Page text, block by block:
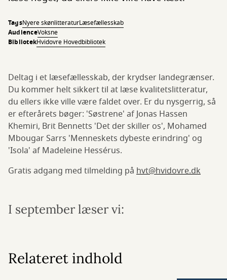
TagsNyere skønlitteraturLæsefællesskab
AudienceVoksne
BibliotekHvidovre Hovedbibliotek
Deltag i et læsefællesskab, der krydser landegrænser.
Du kommer helt sikkert til at læse kvalitetslitteratur,
du ellers ikke ville være faldet over. Er du nysgerrig, så
er efterårets bøger: 'Søstrene' af Jonas Hassen
Khemiri, Brit Bennetts 'Det der skiller os', Mohamed
Mbougar Sarrs 'Menneskets dybeste erindring' og
'Isola' af Madeleine Hessérus.
Gratis adgang med tilmelding på hvt@hvidovre.dk
I september læser vi:
Relateret indhold